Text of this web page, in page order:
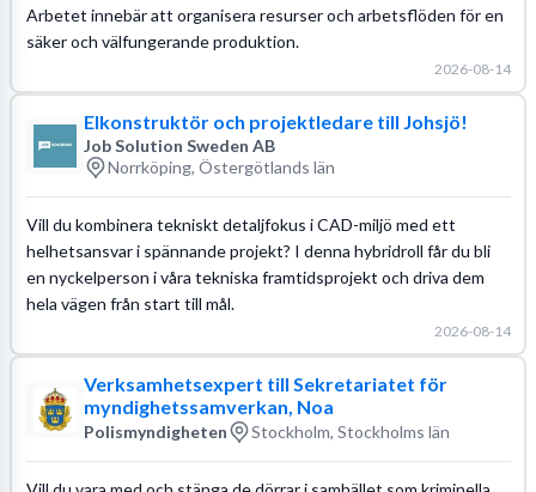
Arbetet innebär att organisera resurser och arbetsflöden för en
säker och välfungerande produktion.
2026-08-14
Elkonstruktör och projektledare till Johsjö!
Job Solution Sweden AB
Norrköping, Östergötlands län
Vill du kombinera tekniskt detaljfokus i CAD-miljö med ett
helhetsansvar i spännande projekt? I denna hybridroll får du bli
en nyckelperson i våra tekniska framtidsprojekt och driva dem
hela vägen från start till mål.
2026-08-14
Verksamhetsexpert till Sekretariatet för
myndighetssamverkan, Noa
Polismyndigheten Stockholm, Stockholms län